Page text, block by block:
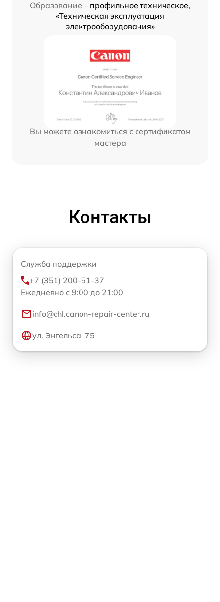
Образование – профильное техническое,
«Техническая эксплуатация
электрооборудования»
Вы можете ознакомиться с сертификатом
мастера
Контакты
Служба поддержки
+7 (351) 200-51-37
Ежедневно с 9:00 до 21:00
info@chl.canon-repair-center.ru
ул. Энгельса, 75